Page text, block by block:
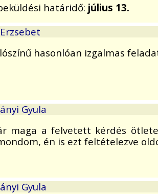
határidő: július 13.
hasonlóan izgalmas
Gyula
maga a felvetett kérdés
én is ezt feltételezve
Gyula